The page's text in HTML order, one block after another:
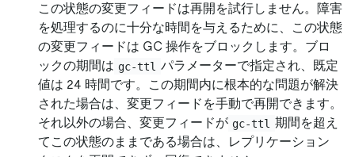
この状態の変更フィードは再開を試行しません。障害
を処理するのに十分な時間を与えるために、この状態
の変更フィードは GC 操作をブロックします。ブロ
ックの期間は gc-ttl パラメーターで指定され、既定
値は 24 時間です。この期間内に根本的な問題が解決
された場合は、変更フィードを手動で再開できます。
それ以外の場合、変更フィードが gc-ttl 期間を超え
てこの状態のままである場合は、レプリケーション